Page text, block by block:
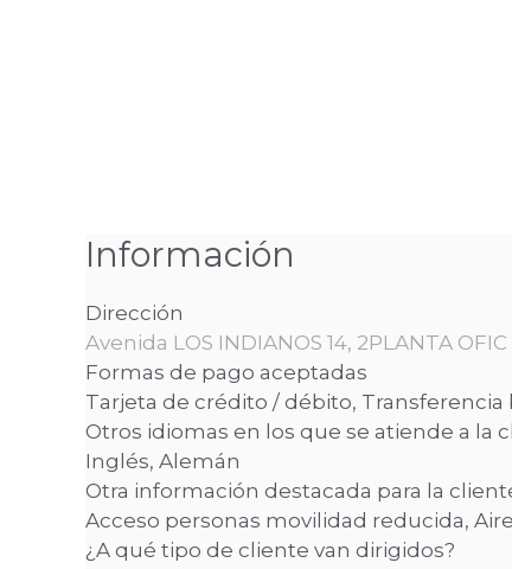
Información
Dirección
Avenida LOS INDIANOS 14, 2PLANTA
Formas de pago aceptadas
Tarjeta de crédito / débito, Transferencia
Otros idiomas en los que se atiende a la
Inglés, Alemán
Otra información destacada para la
Acceso personas movilidad reducida,
¿A qué tipo de cliente van dirigidos?